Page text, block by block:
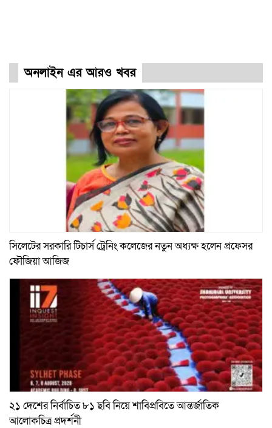
অনলাইন এর আরও খবর
সিলেটের সরকারি টিচার্স ট্রেনিং কলেজের নতুন অধ্যক্ষ হলেন প্রফেসর
ফৌজিয়া আজিজ
২১ দেশের নির্বাচিত ৮১ ছবি নিয়ে শাবিপ্রবিতে আন্তর্জাতিক
আলোকচিত্র প্রদর্শনী